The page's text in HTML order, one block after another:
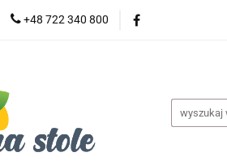
+48 722 340 800
Żywność ekologiczna
Duże opakowania